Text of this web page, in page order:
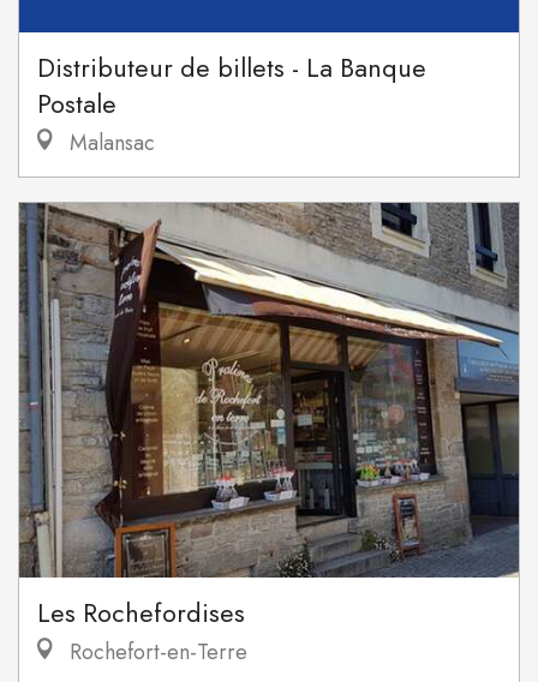
Distributeur de billets - La Banque
Postale
Malansac
Les Rochefordises
Rochefort-en-Terre